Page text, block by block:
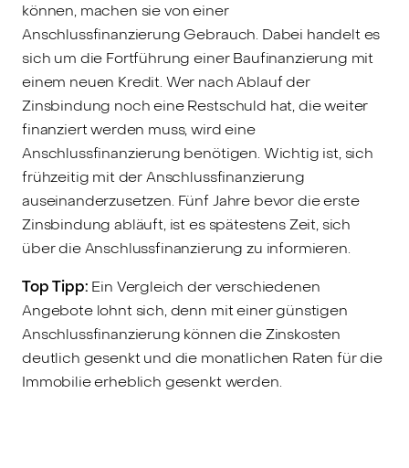
können, machen sie von einer
Anschlussfinanzierung Gebrauch. Dabei handelt es
sich um die Fortführung einer Baufinanzierung mit
einem neuen Kredit. Wer nach Ablauf der
Zinsbindung noch eine Restschuld hat, die weiter
finanziert werden muss, wird eine
Anschlussfinanzierung benötigen. Wichtig ist, sich
frühzeitig mit der Anschlussfinanzierung
auseinanderzusetzen. Fünf Jahre bevor die erste
Zinsbindung abläuft, ist es spätestens Zeit, sich
über die Anschlussfinanzierung zu informieren.
Top Tipp: Ein Vergleich der verschiedenen
Angebote lohnt sich, denn mit einer günstigen
Anschlussfinanzierung können die Zinskosten
deutlich gesenkt und die monatlichen Raten für die
Immobilie erheblich gesenkt werden.